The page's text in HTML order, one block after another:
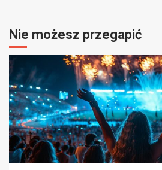
Nie możesz przegapić